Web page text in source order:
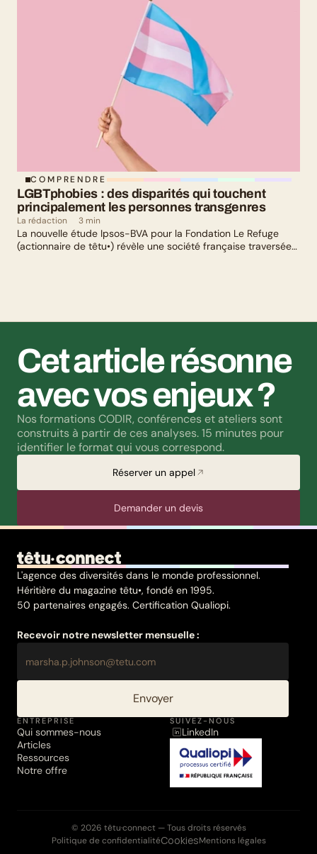
COMPRENDRE
LGBTphobies : des disparités qui touchent
principalement les personnes transgenres
La rédaction 3 min
La nouvelle étude Ipsos-BVA pour la Fondation Le Refuge
(actionnaire de têtu•) révèle une société française traversée
Cet article résonne
avec vos enjeux ?
Nos formations CODIR, conférences et ateliers sont
construits à partir de ces analyses. 15 minutes pour
identifier le format qui vous correspond.
Réserver un appel
Demander un devis
L'agence des diversités dans le monde professionnel.
Héritière du magazine têtu•, fondé en 1995.
50 partenaires engagés. Certification Qualiopi.
Recevoir notre newsletter mensuelle :
Envoyer
ENTREPRISE
Qui sommes-nous
Articles
Ressources
Notre offre
SUIVEZ-NOUS
LinkedIn
© 2026 têtu·connect — Tous droits réservés
Politique de confidentialitéCookiesMentions légales